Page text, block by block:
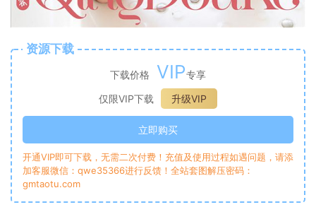
资源下载
下载价格 VIP专享
仅限VIP下载
升级VIP
立即购买
开通VIP即可下载，无需二次付费！充值及使用过程如遇问题，请添
加客服微信：qwe35366进行反馈！全站套图解压密码：
gmtaotu.com